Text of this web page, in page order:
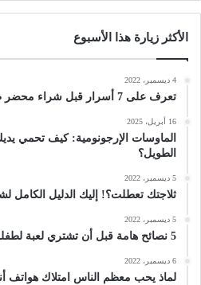
الأكثر زيارة هذا الأسبوع
4 ديسمبر، 2022
تعرف على 7 أسرار قبل شراء محضر طعام في 2022
16 أبريل، 2025
الماوسات الإرجونومية: كيف تحمي
الطويل؟
5 ديسمبر، 2022
ثلاجتك تعطلت؟! إليك الدليل الكامل
5 ديسمبر، 2022
5 نصائح هامة قبل أن تشتري لعبة لطفلك
6 ديسمبر، 2022
لماذ يحب معظم الناس امتلاك هواتف